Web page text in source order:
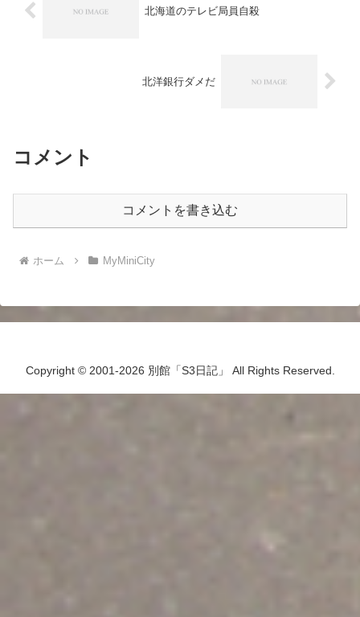
北海道のテレビ局員自殺
北洋銀行ダメだ
コメント
コメントを書き込む
ホーム MyMiniCity
Copyright © 2001-2026 別館「S3日記」 All Rights Reserved.